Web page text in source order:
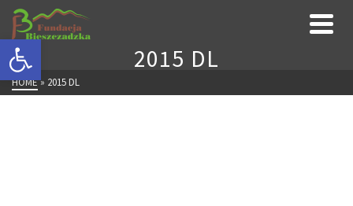
Otwórz pasek narzędzi 2015 DL
HOME» 2015 DL